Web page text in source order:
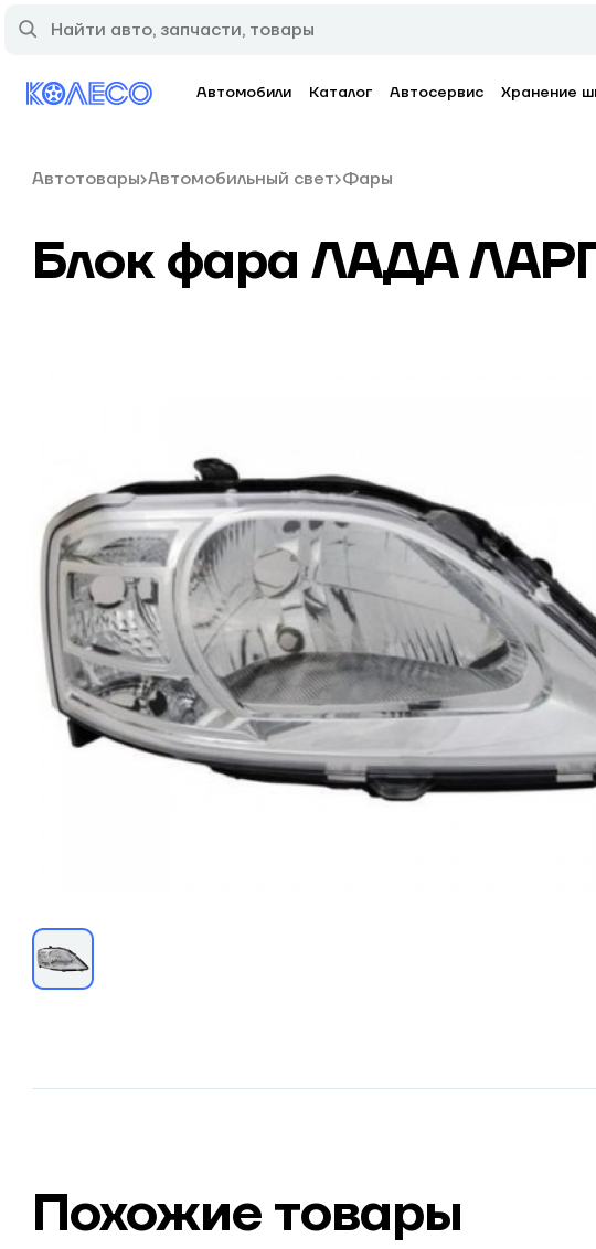
Автомобили Каталог Автосервис Хранение
Автотовары Автомобильный свет Фары
Блок фара ЛАДА
Похожие товары